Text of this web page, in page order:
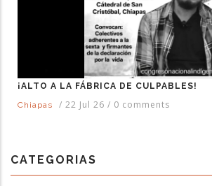
¡ALTO A LA FÁBRICA DE CULPABLES!
Chiapas
/ 22 Jul 26 / 0 comments
CATEGORIAS